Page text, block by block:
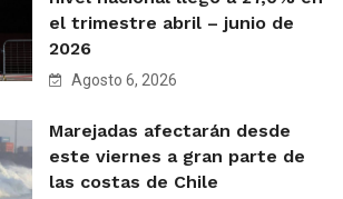
el trimestre abril – junio de
2026
Agosto 6, 2026
Marejadas afectarán desde
este viernes a gran parte de
las costas de Chile